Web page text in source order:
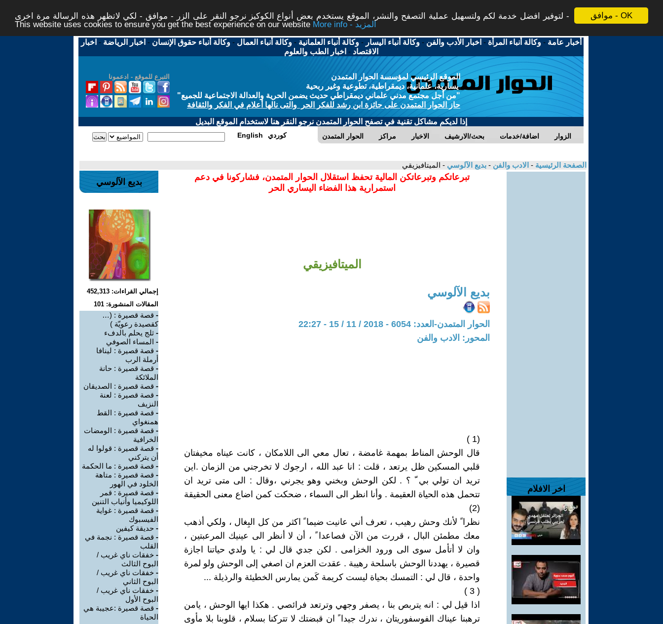
موافق - OK
لتوفير افضل خدمة لكم ولتسهيل عملية التصفح والنشر، الموقع يستخدم بعض أنواع الكوكيز نرجو النقر على الزر - موافق - لكي لاتظهر هذه الرسالة مرة اخرى -
This website uses cookies to ensure you get the best experience on our website
More info - المزيد
أخبار عامة -وكالة أنباء المرأة - اخبار الأدب والفن -وكالة أنباء اليسار -وكالة أنباء العلمانية -وكالة أنباء العمال -وكالة أنباء حقوق الإنسان - اخبار الرياضة - اخبار
الاقتصاد - اخبار الطب والعلوم
التبرع للموقع - ادعمونا
الموقع الرئيسي لمؤسسة الحوار المتمدن
يسارية، علمانية، ديمقراطية، تطوعية وغير ربحية
"من أجل مجتمع مدني علماني ديمقراطي حديث يضمن الحرية والعدالة الاجتماعية للجميع"
حاز الحوار المتمدن على جائزة ابن رشد للفكر الحر والتى نالها أعلام في الفكر والثقافة
إذا لديكم مشاكل تقنية في تصفح الحوار المتمدن نرجو النقر هنا لاستخدام الموقع البديل
الحوار المتمدن مراكز الاخبار بحث/الارشيف اضافة/خدمات الزوار English كوردي
الصفحة الرئيسية - الادب والفن - بديع الآلوسي - الميتافيزيقي
اخر الافلام
تبرعاتكم وتبرعاتكن المالية تحفظ استقلال الحوار المتمدن، فشاركونا في دعم
استمرارية هذا الفضاء اليساري الحر
الميتافيزيقي
بديع الآلوسي
الحوار المتمدن-العدد: 6054 - 2018 / 11 / 15 - 22:27
المحور: الادب والفن
(1 )
قال الوحش المناط بمهمة غامضة ، تعال معي الى اللامكان ، كانت عيناه مخيفتان
قلبي المسكين ظل يرتعد ، قلت : انا عبد الله ، ارجوك لا تخرجني من الزمان .اين
تريد ان تولي بي ّ ؟ . لكن الوحش وبخني وهو يجرني ،وقال : الى متى تريد ان
تتحمل هذه الحياة العقيمة . وأنا انظر الى السماء ، ضحكت كمن اضاع معنى الحقيقة
(2)
نظرا ً لأنك وحش رهيب ، تعرف أني عانيت ضيما ً اكثر من كل البِغال ، ولكي أذهب
معك مطمئن البال ، قررت من الآن فصاعدا ً ، أن لا أنظر الى عينيك المرعبتين ،
وان لا أتأمل سوى الى ورود الخزامى . لكن جدي قال لي : يا ولدي حياتنا اجازة
قصيرة ، يهددنا الوحش باسلحة رهيبة . عقدت العزم ان اصغي إلى الوحش ولو لمرة
واحدة ، قال لي : التمسك بحياة ليست كريمة كَمن يمارس الخطيئة والرذيلة ...
( 3 )
اذا قيل لي : انه يتربص بنا ، يصفر وجهي وترتعد فرائصي . هكذا ايها الوحش ، يامن
ترهبنا عيناك الفوسفوريتان ، ندرك جيدا ً ان قبضتك لا تتركنا بسلام ، قلوبنا بلا مأوى
بديع الآلوسي
إجمالي القراءات: 452,313
المقالات المنشورة: 101
- قصة قصيرة : (…
كقصيدة رعويّة )
- ثلج يحلم بالدفء
- المساء الصوفي
- قصة قصيرة : لينافا
أرملة الرب
- قصة قصيرة : حانة
الملائكة
- قصة قصيرة : الصديقان
- قصة قصيرة : لعنة
النزيف
- قصة قصيرة : القط
همنغواي
- قصة قصيرة : الومضات
الخرافية
- قصة قصيرة : قولوا له
أن يتركني
- قصة قصيرة : ما الحكمة
- قصة قصيرة : متاهة
الخلود في الهور
- قصة قصيرة : قمر
اللوكيميا وأنياب التنين
- قصة قصيرة : غواية
الفيسبوك
- حديقة كيفين
- قصة قصيرة : نجمة في
القلب
- خفقات ناي غريب /
البوح الثالث
- خفقات ناي غريب /
البوح الثاني
- خفقات ناي غريب /
البوح الأول
- قصة قصيرة :عجيبة هي
الحياة